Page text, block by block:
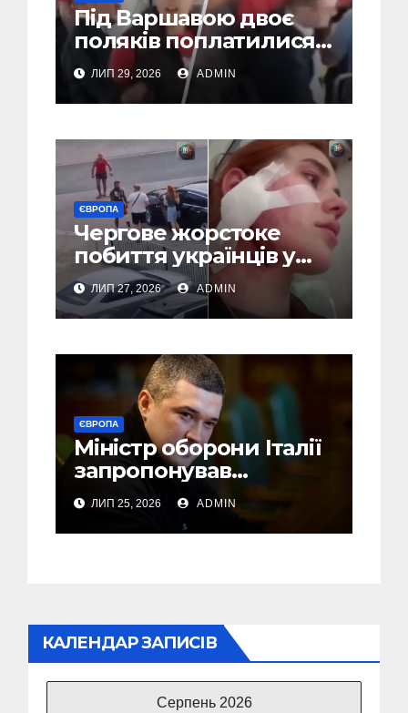
Під Варшавою двоє
поляків поплатилися
за нападки на
українця – пасажири
викинули їх із поїзда
ЛИП 29, 2026 ADMIN
ЄВРОПА
Чергове жорстоке
побиття українців у
Польші: перші
затримання (Відео,
Фото)
ЛИП 27, 2026 ADMIN
ЄВРОПА
Міністр оборони Італії
запропонував
Федорову стати його
радником
ЛИП 25, 2026 ADMIN
КАЛЕНДАР ЗАПИСІВ
Серпень 2026